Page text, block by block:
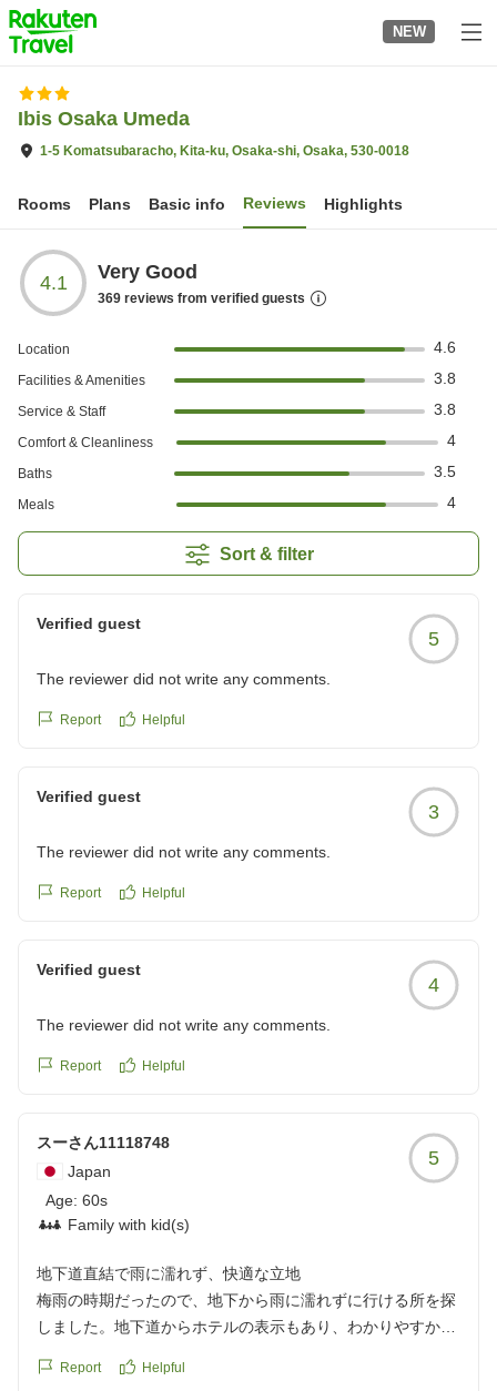
to
top
page
NEW
Ibis Osaka Umeda
1-5 Komatsubaracho, Kita-ku, Osaka-shi, Osaka, 530-0018
Rooms Plans Basic info Reviews Highlights
4.1 Very Good
369 reviews from verified guests
Location 4.6
Facilities & Amenities 3.8
Service & Staff 3.8
Comfort & Cleanliness 4
Baths 3.5
Meals 4
Sort & filter
Verified guest
5
The reviewer did not write any comments.
Report Helpful
Verified guest
3
The reviewer did not write any comments.
Report Helpful
Verified guest
4
The reviewer did not write any comments.
Report Helpful
スーさん11118748
Japan
Age: 60s
Family with kid(s)
5
地下道直結で雨に濡れず、快適な立地
梅雨の時期だったので、地下から雨に濡れずに行ける所を探
しました。地下道からホテルの表示もあり、わかりやすかっ
部屋も綺麗で、浴室はシャワーのみでしたが、広さも十分で
Report Helpful